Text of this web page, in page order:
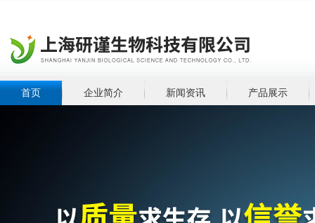
首页 企业简介 新闻资讯 产品展示